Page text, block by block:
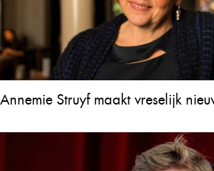
Annemie Struyf maakt vreselijk